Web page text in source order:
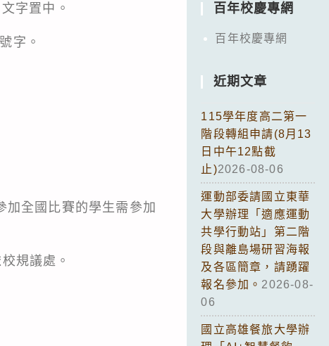
字置中。
字。
加全國比賽的學生需參加
規議處。
百年校慶專網
百年校慶專網
近期文章
115學年度高二第一
階段轉組申請(8月13
日中午12點截
止)2026-08-06
運動部委請國立東華
大學辦理「適應運動
共學行動站」第二階
段與離島場研習海報
及各區簡章，請踴躍
報名參加。 2026-08-
06
國立高雄餐旅大學辦